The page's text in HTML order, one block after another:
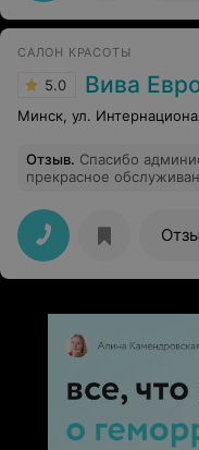
САЛОН КРАСОТЫ
5.0 Вива
Минск, ул.
Отзыв. Спасибо
прекрасное